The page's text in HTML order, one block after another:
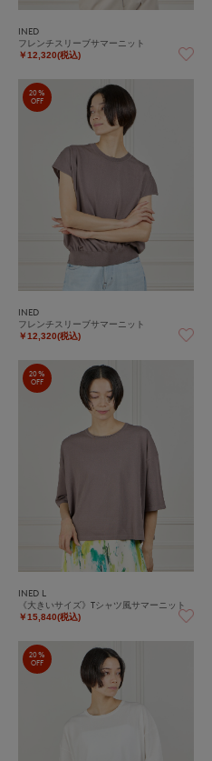
INED
フレンチスリーブサマーニット
￥12,320(税込)
20%
OFF
INED
フレンチスリーブサマーニット
￥12,320(税込)
20%
OFF
INED L
《大きいサイズ》Tシャツ風サマーニット
￥15,840(税込)
20%
OFF